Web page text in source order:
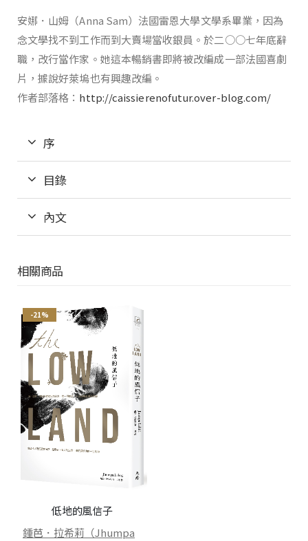
安娜．山姆（Anna Sam）法國雷恩大學文學系畢業，因為
念文學找不到工作而到大賣場當收銀員。於二○○七年底辭
職，改行當作家。她這本暢銷書即將被改編成一部法國喜劇
片，據說好萊塢也有興趣改編。
作者部落格： http://caissierenofutur.over-blog.com/
序
目錄
內文
相關商品
-21%
低地的風信子
鍾芭．拉希莉（Jhumpa